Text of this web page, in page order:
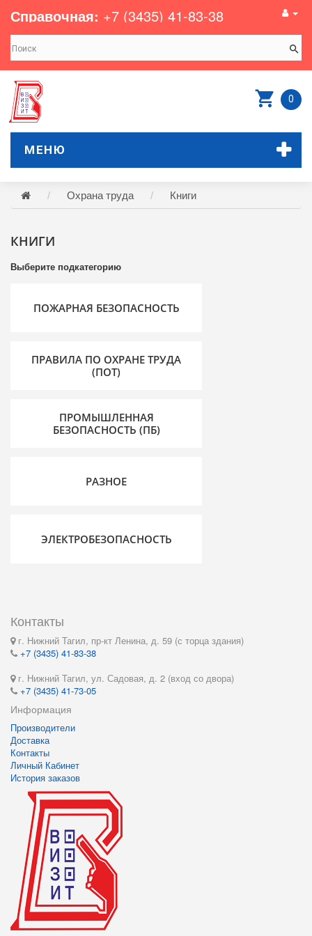
Справочная: +7 (3435) 41-83-38
0
МЕНЮ
Охрана труда Книги
КНИГИ
Выберите подкатегорию
ПОЖАРНАЯ БЕЗОПАСНОСТЬ
ПРАВИЛА ПО ОХРАНЕ ТРУДА
(ПОТ)
ПРОМЫШЛЕННАЯ
БЕЗОПАСНОСТЬ (ПБ)
РАЗНОЕ
ЭЛЕКТРОБЕЗОПАСНОСТЬ
Контакты
г. Нижний Тагил, пр-кт Ленина, д. 59 (с торца здания)
+7 (3435) 41-83-38
г. Нижний Тагил, ул. Садовая, д. 2 (вход со двора)
+7 (3435) 41-73-05
Информация
Производители
Доставка
Контакты
Личный Кабинет
История заказов